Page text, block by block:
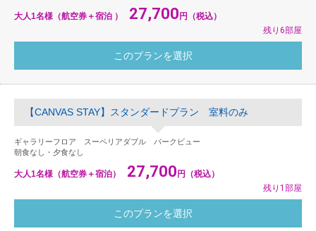
大人1名様（航空券＋宿泊 ） 27,700円（税込）
残り6部屋
【CANVAS STAY】スタンダードプラン 室料のみ
ギャラリーフロア スーペリアダブル パークビュー
朝食なし・夕食なし
大人1名様（航空券＋宿泊） 27,700円（税込）
残り1部屋